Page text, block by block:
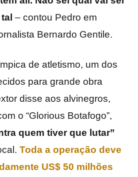
– contou Pedro em
Bernardo Gentile.
de atletismo, um dos
para grande obra
disse aos alvinegros,
o “Glorious Botafogo”,
quem tiver que lutar”
Toda a operação deve
US$ 50 milhões